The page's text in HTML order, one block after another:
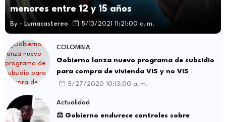
menores entre 12 y 15 años
By - Lumacastereo 5/13/2021 11:21:00 a. m.
COLOMBIA
Gobierno lanza nuevo programa de subsidio
para compra de vivienda VIS y no VIS
5/27/2020 10:13:00 a. m.
Actualidad
⚖️ Gobierno endurece controles sobre